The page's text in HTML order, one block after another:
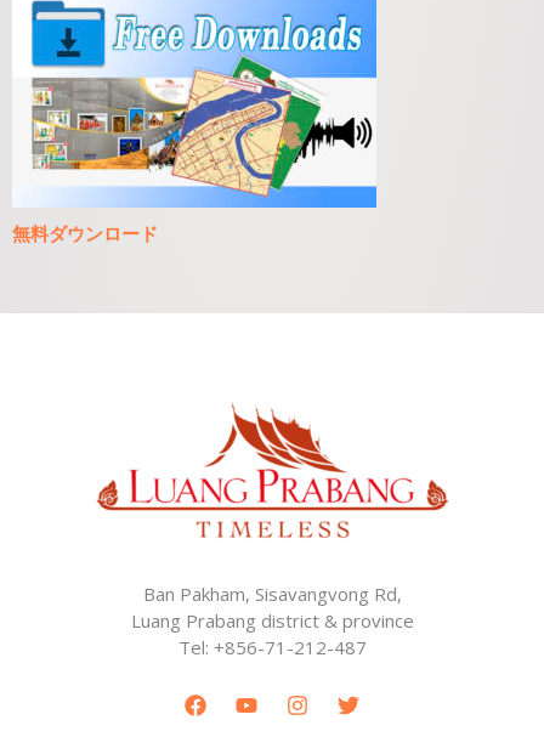
無料ダウンロード
Ban Pakham, Sisavangvong Rd,
Luang Prabang district & province
Tel: +856-71-212-487